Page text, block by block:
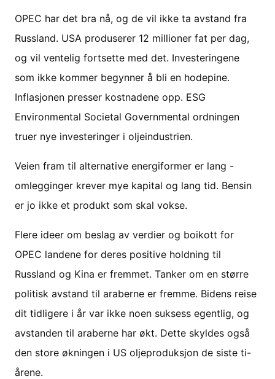
OPEC har det bra nå, og de vil ikke ta avstand fra
Russland. USA produserer 12 millioner fat per dag,
og vil ventelig fortsette med det. Investeringene
som ikke kommer begynner å bli en hodepine.
Inflasjonen presser kostnadene opp. ESG
Environmental Societal Governmental ordningen
truer nye investeringer i oljeindustrien.
Veien fram til alternative energiformer er lang -
omlegginger krever mye kapital og lang tid. Bensin
er jo ikke et produkt som skal vokse.
Flere ideer om beslag av verdier og boikott for
OPEC landene for deres positive holdning til
Russland og Kina er fremmet. Tanker om en større
politisk avstand til araberne er fremme. Bidens reise
dit tidligere i år var ikke noen suksess egentlig, og
avstanden til araberne har økt. Dette skyldes også
den store økningen i US oljeproduksjon de siste ti-
årene.